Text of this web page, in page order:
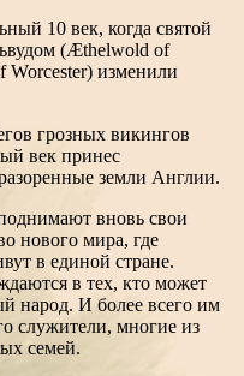
10 век, когда святой
(Æthelwold of
Worcester) изменили
грозных викингов
век принес
земли Англии.
вновь свои
нового мира, где
в единой стране.
в тех, кто может
народ. И более всего им
служители, многие из
семей.